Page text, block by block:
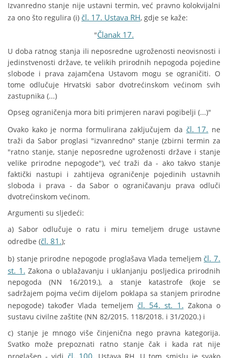
Izvanredno stanje nije ustavni termin, već pravno kolokvijalni
za ono što regulira (i) čl. 17. Ustava RH, gdje se kaže:
"Članak 17.
U doba ratnog stanja ili neposredne ugroženosti neovisnosti i
jedinstvenosti države, te velikih prirodnih nepogoda pojedine
slobode i prava zajamčena Ustavom mogu se ograničiti. O
tome odlučuje Hrvatski sabor dvotrećinskom većinom svih
zastupnika (...)
Opseg ograničenja mora biti primjeren naravi pogibelji (...)"
Ovako kako je norma formulirana zaključujem da čl. 17. ne
traži da Sabor proglasi "izvanredno" stanje (zbirni termin za
"ratno stanje, stanje neposredne ugroženosti države i stanje
velike prirodne nepogode"), već traži da - ako takvo stanje
faktički nastupi i zahtijeva ograničenje pojedinih ustavnih
sloboda i prava - da Sabor o ograničavanju prava odluči
dvotrećinskom većinom.
Argumenti su sljedeći:
a) Sabor odlučuje o ratu i miru temeljem druge ustavne
odredbe (čl. 81.);
b) stanje prirodne nepogode proglašava Vlada temeljem čl. 7.
st. 1. Zakona o ublažavanju i uklanjanju posljedica prirodnih
nepogoda (NN 16/2019.), a stanje katastrofe (koje se
sadržajem pojma većim dijelom poklapa sa stanjem prirodne
nepogode) također Vlada temeljem čl. 54. st. 1. Zakona o
sustavu civilne zaštite (NN 82/2015. 118/2018. i 31/2020.) i
c) stanje je mnogo više činjenična nego pravna kategorija.
Svatko može prepoznati ratno stanje čak i kada rat nije